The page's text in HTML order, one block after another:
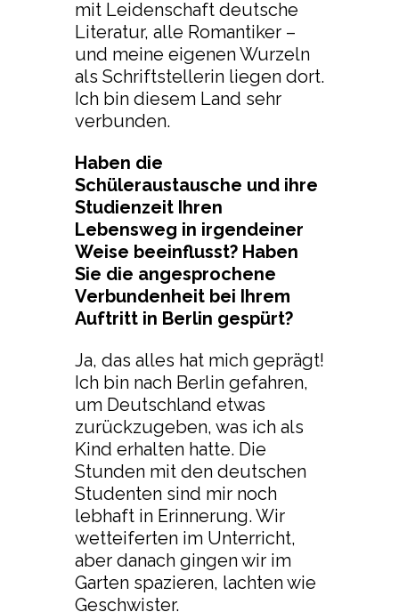
mit Leidenschaft deutsche
Literatur, alle Romantiker –
und meine eigenen Wurzeln
als Schriftstellerin liegen dort.
Ich bin diesem Land sehr
verbunden.
Haben die
Schüleraustausche und ihre
Studienzeit Ihren
Lebensweg in irgendeiner
Weise beeinflusst? Haben
Sie die angesprochene
Verbundenheit bei Ihrem
Auftritt in Berlin gespürt?
Ja, das alles hat mich geprägt!
Ich bin nach Berlin gefahren,
um Deutschland etwas
zurückzugeben, was ich als
Kind erhalten hatte. Die
Stunden mit den deutschen
Studenten sind mir noch
lebhaft in Erinnerung. Wir
wetteiferten im Unterricht,
aber danach gingen wir im
Garten spazieren, lachten wie
Geschwister.